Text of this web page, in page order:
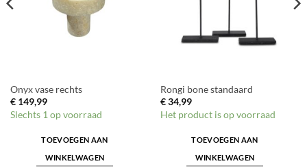
Onyx vase rechts
€149,99
Slechts 1 op voorraad
TOEVOEGEN AAN
WINKELWAGEN
Rongi bone standaard
€34,99
Het product is op voorraad
TOEVOEGEN AAN
WINKELWAGEN